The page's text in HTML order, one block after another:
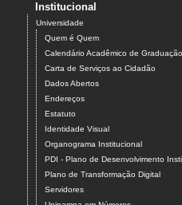
Institucional
Universidade
Quem é Quem
Calendário Acadêmico de Graduação
Carta de Serviços ao Cidadão
Dados Abertos
Endereços
Estatuto
Identidade Visual
Organograma Institucional
PDI - Plano de Desenvolvimento
Plano de Transformação Digital
Servidores